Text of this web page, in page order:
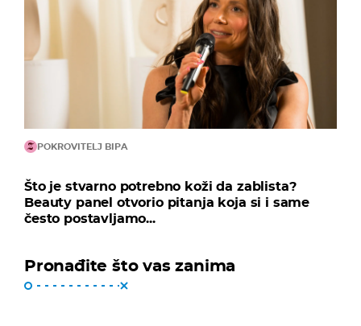
POKROVITELJ BIPA
Što je stvarno potrebno koži da zablista?
Beauty panel otvorio pitanja koja si i same
često postavljamo...
Pronađite što vas zanima